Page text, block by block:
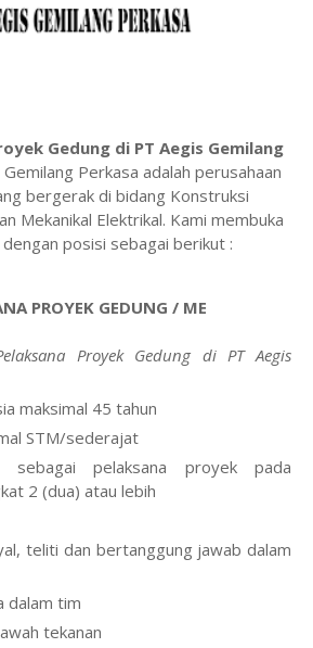
Gedung di PT Aegis Gemilang
Gemilang Perkasa adalah perusahaan
bergerak di bidang Konstruksi
Mekanikal Elektrikal. Kami membuka
posisi sebagai berikut :
PROYEK GEDUNG / ME
Proyek Gedung di PT Aegis
maksimal 45 tahun
STM/sederajat
sebagai pelaksana proyek pada
2 (dua) atau lebih
teliti dan bertanggung jawab dalam
dalam tim
tekanan